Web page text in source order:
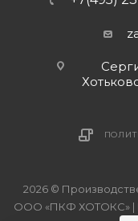
2026 ©
ООО «ПКФ ХОТОКС» |